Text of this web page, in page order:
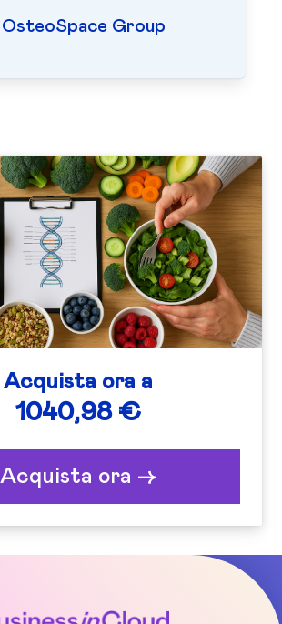
OsteoSpace Group
Acquista ora a
1040,98 €
Acquista ora ->